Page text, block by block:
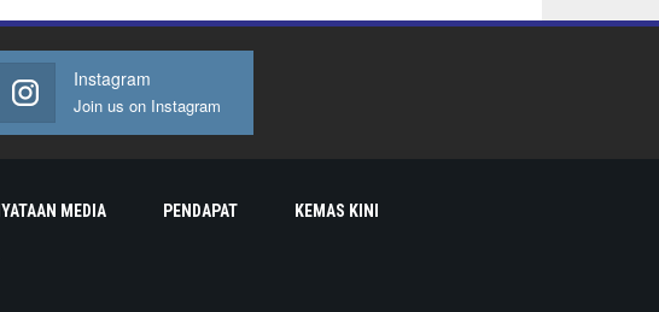
Instagram
Join us on Instagram
MEDIA PENDAPAT KEMAS KINI